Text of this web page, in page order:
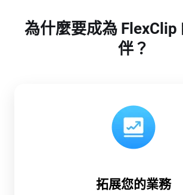
為什麼要成為 FlexClip
伴？
拓展您的業務